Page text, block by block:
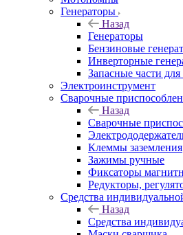
Генераторы
Назад
Генераторы
Бензиновые
Инверторные
Запасные части для
Электроинструмент
Сварочные
Назад
Сварочные
Клеммы заземления
Зажимы ручные
Фиксаторы
Редукторы,
Средства
Назад
Средства